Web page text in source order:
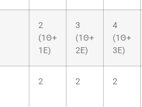
2
(1Θ+
1Ε)
3
(1Θ+
2Ε)
4
(1Θ+
3Ε)
2 2 2